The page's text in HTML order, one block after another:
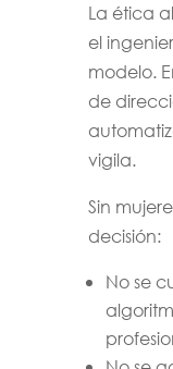
La ética
el
modelo.
de
vigila.
Sin
decisión:
No se